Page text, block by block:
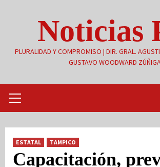
Noticias
PLURALIDAD Y COMPROMISO | DIR. GRAL.
GUSTAVO WOODWARD
primario
ESTATAL TAMPICO
Capacitación,